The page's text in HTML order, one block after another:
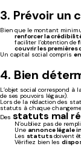
3. Prévoir un
Bien que le montant
renforcer la
faciliter l’obtention de
couvrir les
Un capital social compris
4. Bien
L’objet social correspond à
de ses pouvoirs légaux).
Lors de la rédaction des
statuts à chaque
Des statuts mal
N’oubliez pas de
Une annonce légale
Les statutsdoivent
Vérifiez bien les